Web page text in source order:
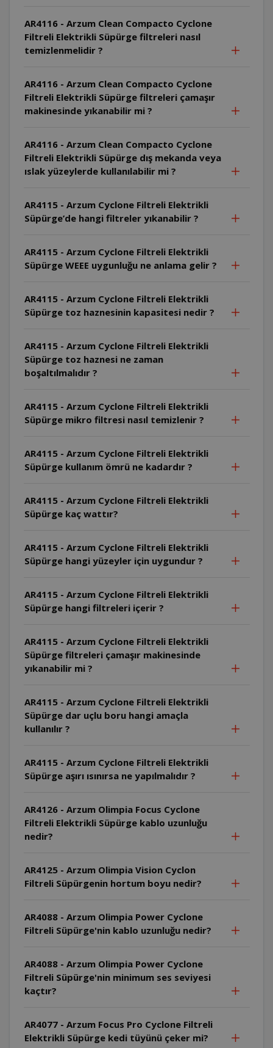
AR4116 - Arzum Clean Compacto Cyclone
Filtreli Elektrikli Süpürge filtreleri nasıl
temizlenmelidir ?
AR4116 - Arzum Clean Compacto Cyclone
Filtreli Elektrikli Süpürge filtreleri çamaşır
makinesinde yıkanabilir mi ?
AR4116 - Arzum Clean Compacto Cyclone
Filtreli Elektrikli Süpürge dış mekanda veya
ıslak yüzeylerde kullanılabilir mi ?
AR4115 - Arzum Cyclone Filtreli Elektrikli
Süpürge’de hangi filtreler yıkanabilir ?
AR4115 - Arzum Cyclone Filtreli Elektrikli
Süpürge WEEE uygunluğu ne anlama gelir ?
AR4115 - Arzum Cyclone Filtreli Elektrikli
Süpürge toz haznesinin kapasitesi nedir ?
AR4115 - Arzum Cyclone Filtreli Elektrikli
Süpürge toz haznesi ne zaman
boşaltılmalıdır ?
AR4115 - Arzum Cyclone Filtreli Elektrikli
Süpürge mikro filtresi nasıl temizlenir ?
AR4115 - Arzum Cyclone Filtreli Elektrikli
Süpürge kullanım ömrü ne kadardır ?
AR4115 - Arzum Cyclone Filtreli Elektrikli
Süpürge kaç wattır?
AR4115 - Arzum Cyclone Filtreli Elektrikli
Süpürge hangi yüzeyler için uygundur ?
AR4115 - Arzum Cyclone Filtreli Elektrikli
Süpürge hangi filtreleri içerir ?
AR4115 - Arzum Cyclone Filtreli Elektrikli
Süpürge filtreleri çamaşır makinesinde
yıkanabilir mi ?
AR4115 - Arzum Cyclone Filtreli Elektrikli
Süpürge dar uçlu boru hangi amaçla
kullanılır ?
AR4115 - Arzum Cyclone Filtreli Elektrikli
Süpürge aşırı ısınırsa ne yapılmalıdır ?
AR4126 - Arzum Olimpia Focus Cyclone
Filtreli Elektrikli Süpürge kablo uzunluğu
nedir?
AR4125 - Arzum Olimpia Vision Cyclon
Filtreli Süpürgenin hortum boyu nedir?
AR4088 - Arzum Olimpia Power Cyclone
Filtreli Süpürge'nin kablo uzunluğu nedir?
AR4088 - Arzum Olimpia Power Cyclone
Filtreli Süpürge'nin minimum ses seviyesi
kaçtır?
AR4077 - Arzum Focus Pro Cyclone Filtreli
Elektrikli Süpürge kedi tüyünü çeker mi?